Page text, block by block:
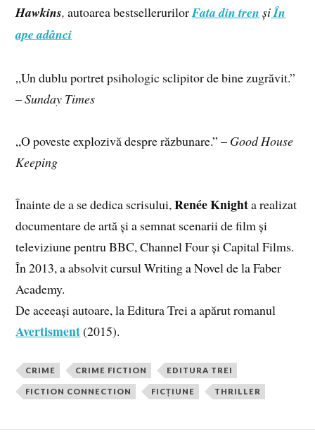
Hawkins,autoarea bestsellerurilorFata din tren șiÎn
ape adânci
„Un dublu portret psihologic sclipitor de bine zugrăvit.”
–Sunday Times
„O poveste explozivă despre răzbunare.” – Good House
Keeping
Înainte de a se dedica scrisului,Renée Knighta realizat
documentare de artă și a semnat scenarii de film și
televiziune pentru BBC, Channel Four și Capital Films.
În 2013, a absolvit cursul Writing a Novel de la Faber
Academy.
De aceeași autoare, la Editura Trei a apărut romanul
Avertisment(2015).
CRIME CRIME FICTION EDITURA TREI
FICTION CONNECTION FICȚIUNE THRILLER